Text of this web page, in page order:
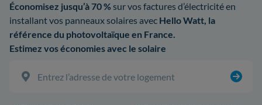
Économisez jusqu’à 70 %sur vos factures d’électricité en
installant vos panneaux solaires avec Hello Watt, la
référence du photovoltaïque en France.
Estimez vos économies avec le solaire